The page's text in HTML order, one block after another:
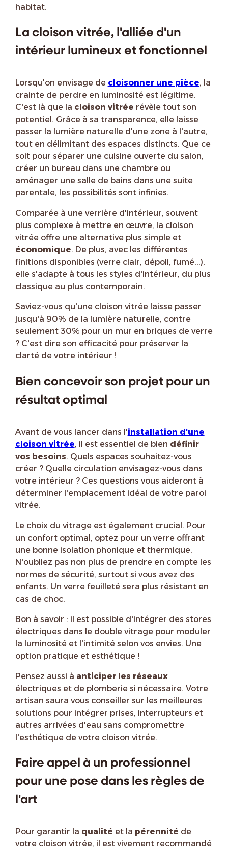
habitat.
La cloison vitrée, l'alliée d'un
intérieur lumineux et fonctionnel
Lorsqu'on envisage de cloisonner une pièce, la
crainte de perdre en luminosité est légitime.
C'est là que la cloison vitrée révèle tout son
potentiel. Grâce à sa transparence, elle laisse
passer la lumière naturelle d'une zone à l'autre,
tout en délimitant des espaces distincts. Que ce
soit pour séparer une cuisine ouverte du salon,
créer un bureau dans une chambre ou
aménager une salle de bains dans une suite
parentale, les possibilités sont infinies.
Comparée à une verrière d'intérieur, souvent
plus complexe à mettre en œuvre, la cloison
vitrée offre une alternative plus simple et
économique. De plus, avec les différentes
finitions disponibles (verre clair, dépoli, fumé...),
elle s'adapte à tous les styles d'intérieur, du plus
classique au plus contemporain.
Saviez-vous qu'une cloison vitrée laisse passer
jusqu'à 90% de la lumière naturelle, contre
seulement 30% pour un mur en briques de verre
? C'est dire son efficacité pour préserver la
clarté de votre intérieur !
Bien concevoir son projet pour un
résultat optimal
Avant de vous lancer dans l'installation d'une
cloison vitrée, il est essentiel de bien définir
vos besoins. Quels espaces souhaitez-vous
créer ? Quelle circulation envisagez-vous dans
votre intérieur ? Ces questions vous aideront à
déterminer l'emplacement idéal de votre paroi
vitrée.
Le choix du vitrage est également crucial. Pour
un confort optimal, optez pour un verre offrant
une bonne isolation phonique et thermique.
N'oubliez pas non plus de prendre en compte les
normes de sécurité, surtout si vous avez des
enfants. Un verre feuilleté sera plus résistant en
cas de choc.
Bon à savoir : il est possible d'intégrer des stores
électriques dans le double vitrage pour moduler
la luminosité et l'intimité selon vos envies. Une
option pratique et esthétique !
Pensez aussi à anticiper les réseaux
électriques et de plomberie si nécessaire. Votre
artisan saura vous conseiller sur les meilleures
solutions pour intégrer prises, interrupteurs et
autres arrivées d'eau sans compromettre
l'esthétique de votre cloison vitrée.
Faire appel à un professionnel
pour une pose dans les règles de
l'art
Pour garantir la qualité et la pérennité de
votre cloison vitrée, il est vivement recommandé